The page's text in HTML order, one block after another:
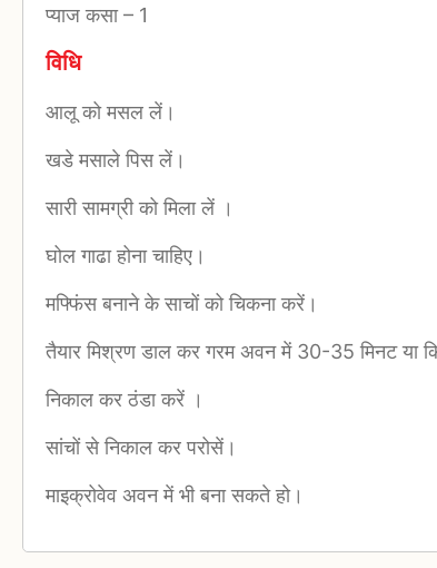
प्याज कसा– 1
विधि
आलू को मसल लें।
खडे मसाले पिस लें।
सारी सामग्री को मिला लें ।
घोल गाढा होना चाहिए।
मफ्फिंस बनाने के साचों को चिकना करें।
तैयार मिश्रण डाल कर गरम अवन में 30-35 मिनट या
निकाल कर ठंडा करें ।
सांचों से निकाल कर परोसें।
माइक्रोवेव अवन में भी बना सकते हो।